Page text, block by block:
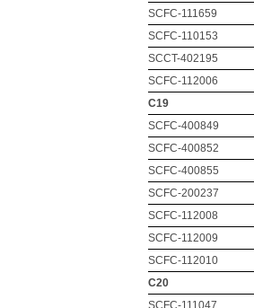
SCFC-111659
SCFC-110153
SCCT-402195
SCFC-112006
C19
SCFC-400849
SCFC-400852
SCFC-400855
SCFC-200237
SCFC-112008
SCFC-112009
SCFC-112010
C20
SCFC-111047